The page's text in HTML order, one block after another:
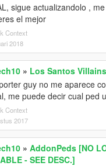
sigue actualizandolo ,
el mejor
Context
2018
» Los Santos
guy no me aparece
me puede decir cual ped
Context
2017
» AddonPeds [NO
- SEE DESC.]